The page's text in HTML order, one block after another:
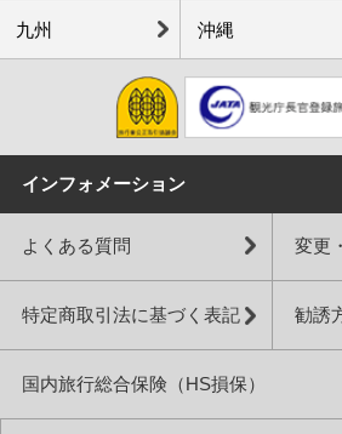
九州 沖縄
インフォメーション
よくある質問 変更
特定商取引法に基づく表記 勧誘
国内旅行総合保険（HS損保）